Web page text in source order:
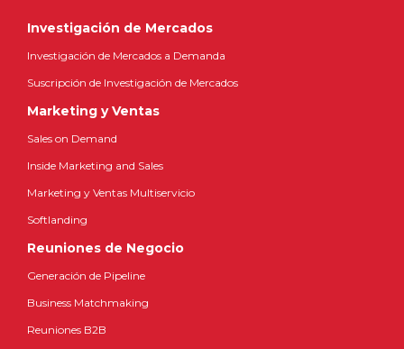
Investigación de Mercados
Investigación de Mercados a Demanda
Suscripción de Investigación de Mercados
Marketing y Ventas
Sales on Demand
Inside Marketing and Sales
Marketing y Ventas Multiservicio
Softlanding
Reuniones de Negocio
Generación de Pipeline
Business Matchmaking
Reuniones B2B